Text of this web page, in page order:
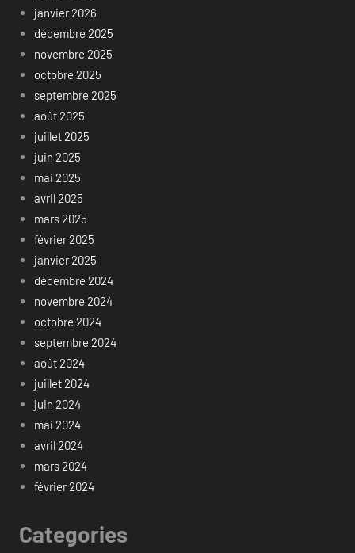
janvier 2026
décembre 2025
novembre 2025
octobre 2025
septembre 2025
août 2025
juillet 2025
juin 2025
mai 2025
avril 2025
mars 2025
février 2025
janvier 2025
décembre 2024
novembre 2024
octobre 2024
septembre 2024
août 2024
juillet 2024
juin 2024
mai 2024
avril 2024
mars 2024
février 2024
Categories